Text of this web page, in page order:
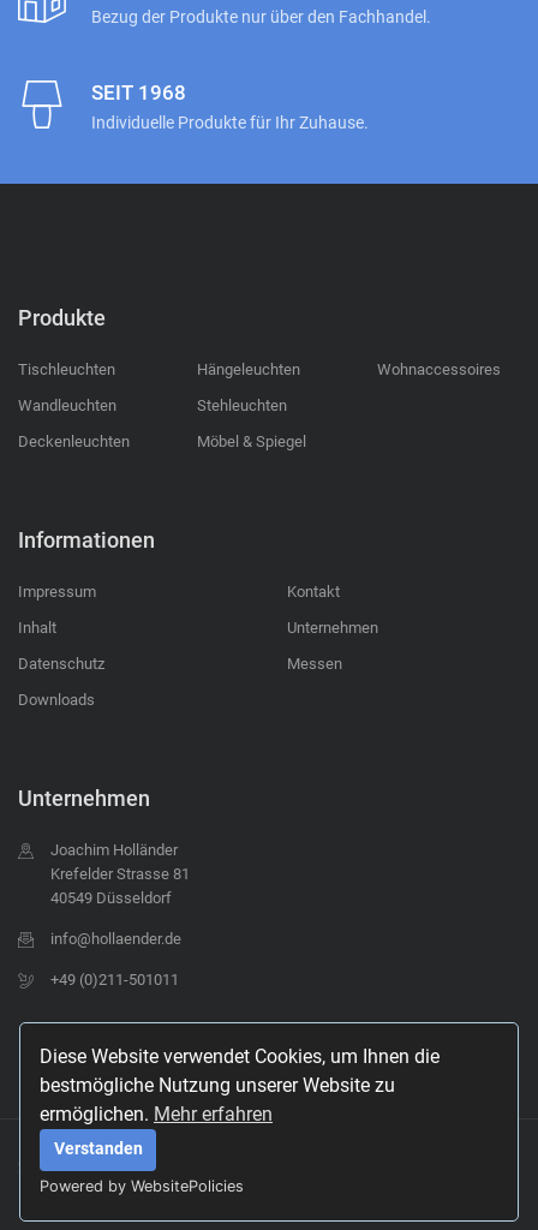
Diese Website verwendet Cookies, um Ihnen die
bestmögliche Nutzung unserer Website zu
ermöglichen. Mehr erfahren
Verstanden
Powered by WebsitePolicies
Bezug der Produkte nur über den Fachhandel.
SEIT 1968
Individuelle Produkte für Ihr Zuhause.
Produkte
Tischleuchten
Wandleuchten
Deckenleuchten
Hängeleuchten
Stehleuchten
Möbel & Spiegel
Wohnaccessoires
Informationen
Impressum
Inhalt
Datenschutz
Downloads
Kontakt
Unternehmen
Messen
Unternehmen
Joachim Holländer
Krefelder Strasse 81
40549 Düsseldorf
info@hollaender.de
+49 (0)211-501011
2021 © HOLLÄNDER